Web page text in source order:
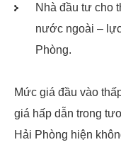
Nhà đầu tư cho
nước ngoài –
Phòng.
Mức giá đầu vào
giá hấp dẫn trong
Hải Phòng hiện